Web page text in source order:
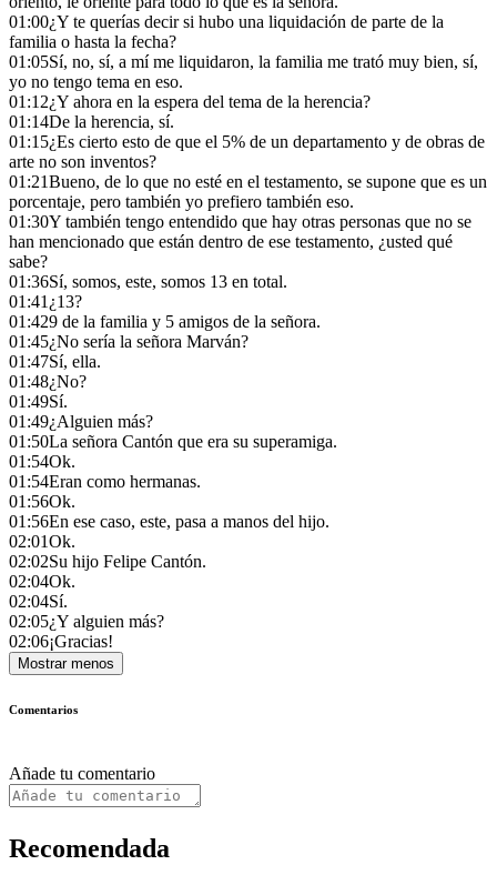
01:00¿Y te querías decir si hubo una liquidación de parte de la
familia o hasta la fecha?
01:05Sí, no, sí, a mí me liquidaron, la familia me trató muy bien, sí,
yo no tengo tema en eso.
01:12¿Y ahora en la espera del tema de la herencia?
01:14De la herencia, sí.
01:15¿Es cierto esto de que el 5% de un departamento y de obras de
arte no son inventos?
01:21Bueno, de lo que no esté en el testamento, se supone que es un
porcentaje, pero también yo prefiero también eso.
01:30Y también tengo entendido que hay otras personas que no se
han mencionado que están dentro de ese testamento, ¿usted qué
sabe?
01:36Sí, somos, este, somos 13 en total.
01:41¿13?
01:429 de la familia y 5 amigos de la señora.
01:45¿No sería la señora Marván?
01:47Sí, ella.
01:48¿No?
01:49Sí.
01:49¿Alguien más?
01:50La señora Cantón que era su superamiga.
01:54Ok.
01:54Eran como hermanas.
01:56Ok.
01:56En ese caso, este, pasa a manos del hijo.
02:01Ok.
02:02Su hijo Felipe Cantón.
02:04Ok.
02:04Sí.
02:05¿Y alguien más?
02:06¡Gracias!
Mostrar menos
Comentarios
Añade tu comentario
Recomendada